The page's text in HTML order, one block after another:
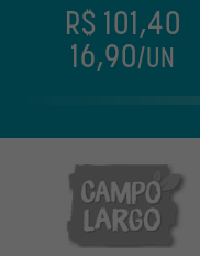
R$ 101,40
16,90/UN
Campo Largo